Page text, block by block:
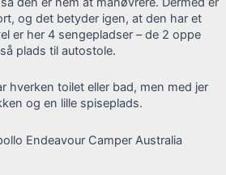
og det betyder igen, at den har et
er her 4 sengepladser – de 2 oppe
plads til autostole.
hverken toilet eller bad, men med jer
og en lille spiseplads.
Endeavour Camper Australia